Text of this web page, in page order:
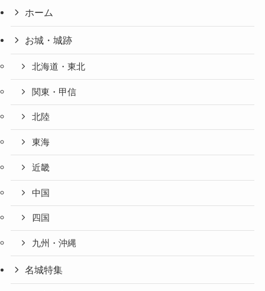
ホーム
お城・城跡
北海道・東北
関東・甲信
北陸
東海
近畿
中国
四国
九州・沖縄
名城特集